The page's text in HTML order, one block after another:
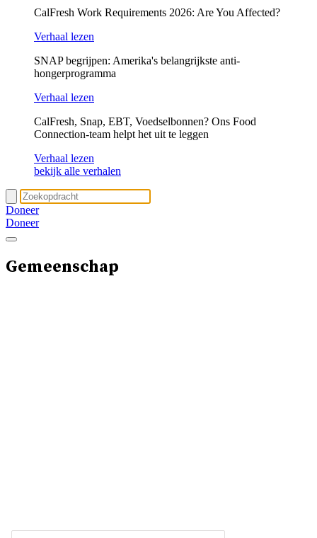
CalFresh Work Requirements 2026: Are You Affected?
Verhaal lezen
SNAP begrijpen: Amerika's belangrijkste anti-
hongerprogramma
Verhaal lezen
CalFresh, Snap, EBT, Voedselbonnen? Ons Food
Connection-team helpt het uit te leggen
Verhaal lezen
bekijk alle verhalen
Doneer
Doneer
Gemeenschap